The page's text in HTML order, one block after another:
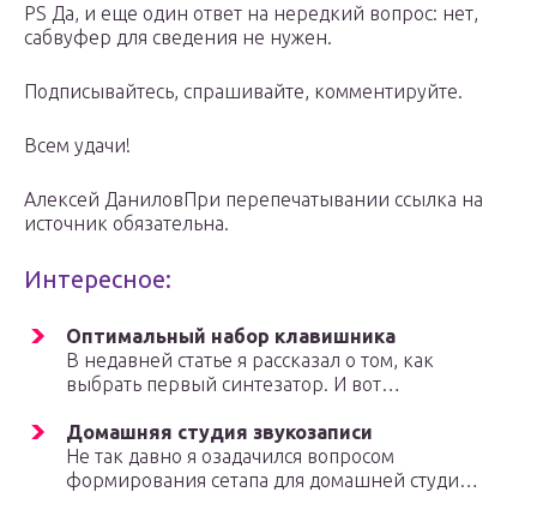
PS Да, и еще один ответ на нередкий вопрос: нет,
сабвуфер для сведения не нужен.
Подписывайтесь, спрашивайте, комментируйте.
Всем удачи!
Алексей ДаниловПри перепечатывании ссылка на
источник обязательна.
Интересное:
Оптимальный набор клавишника
В недавней статье я рассказал о том, как
выбрать первый синтезатор. И вот…
Домашняя студия звукозаписи
Не так давно я озадачился вопросом
формирования сетапа для домашней студи…